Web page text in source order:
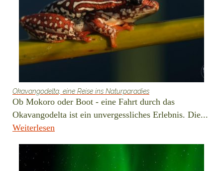
Okavangodelta, eine Reise ins Naturparadies
Ob Mokoro oder Boot - eine Fahrt durch das
Okavangodelta ist ein unvergessliches Erlebnis. Die...
Weiterlesen